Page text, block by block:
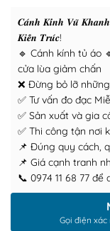
𝑪𝒂́𝒏𝒉 𝑲𝒊́𝒏𝒉 𝑽𝒖̃
𝑲𝒊𝒆̂́𝒏 𝑻𝒓𝒖́𝒄!
🔹 Cánh kính tủ áo
cửa lùa giảm chấn
❌ Đừng bỏ lỡ
✅ Tư vấn đo đạc
✅ Sản xuất và gia
✅ Thi công tận nơi
📌 Đúng quy cách,
📌 Giá cạnh tranh
📞 0974 11 68 77 để
Gọi điện